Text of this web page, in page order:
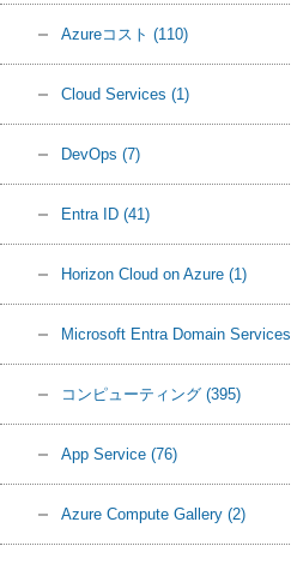
Azureコスト (110)
Cloud Services (1)
DevOps (7)
Entra ID (41)
Horizon Cloud on Azure (1)
Microsoft Entra Domain Services
コンピューティング (395)
App Service (76)
Azure Compute Gallery (2)